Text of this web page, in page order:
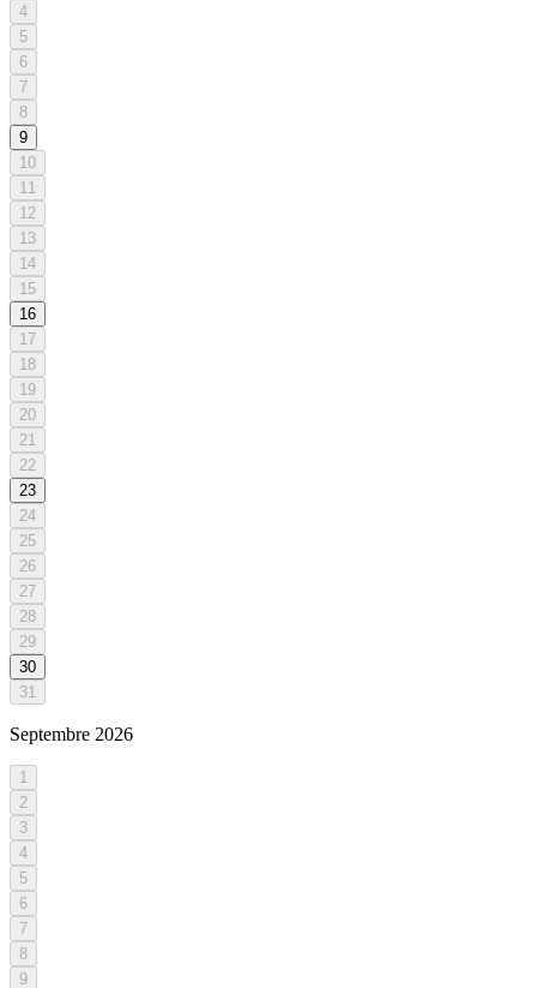
4
5
6
7
8
9
10
11
12
13
14
15
16
17
18
19
20
21
22
23
24
25
26
27
28
29
30
31
Septembre 2026
1
2
3
4
5
6
7
8
9